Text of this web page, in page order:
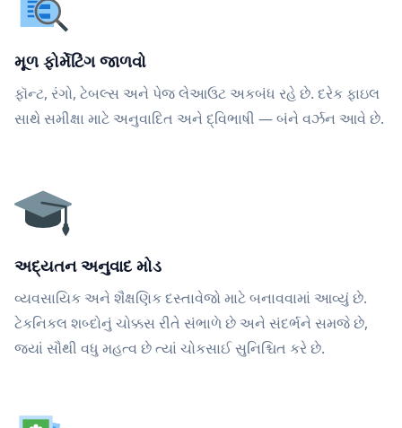
મૂળ ફોર્મેટિંગ જાળવો
ફૉન્ટ, રંગો, ટેબલ્સ અને પેજ લેઆઉટ અકબંધ રહે છે. દરેક ફાઇલ
સાથે સમીક્ષા માટે અનુવાદિત અને દ્વિભાષી — બંને વર્ઝન આવે છે.
અદ્યતન અનુવાદ મોડ
વ્યવસાયિક અને શૈક્ષણિક દસ્તાવેજો માટે બનાવવામાં આવ્યું છે.
ટેકનિકલ શબ્દોનું ચોક્કસ રીતે સંભાળે છે અને સંદર્ભને સમજે છે,
જ્યાં સૌથી વધુ મહત્વ છે ત્યાં ચોકસાઈ સુનિશ્ચિત કરે છે.